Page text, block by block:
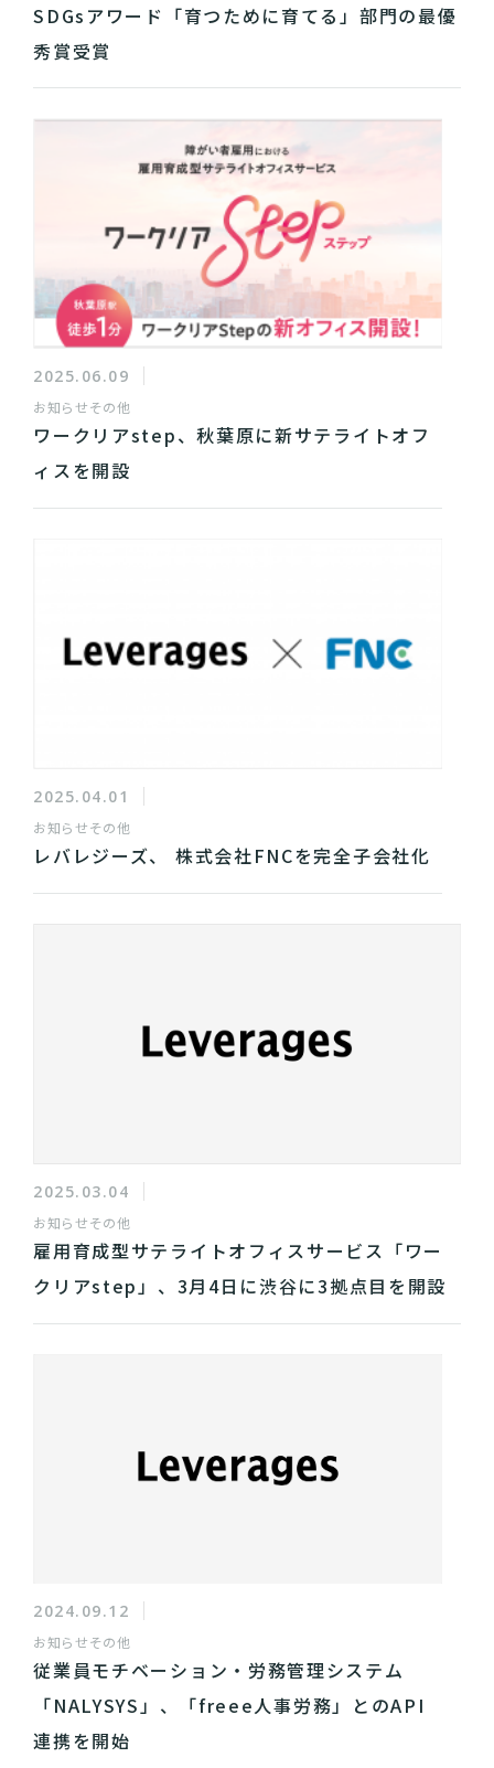
SDGsアワード「育つために育てる」部門の最優
秀賞受賞
2025.06.09
お知らせその他
ワークリアstep、秋葉原に新サテライトオフ
ィスを開設
2025.04.01
お知らせその他
レバレジーズ、 株式会社FNCを完全子会社化
2025.03.04
お知らせその他
雇用育成型サテライトオフィスサービス「ワー
クリアstep」、3月4日に渋谷に3拠点目を開設
2024.09.12
お知らせその他
従業員モチベーション・労務管理システム
「NALYSYS」、「freee人事労務」とのAPI
連携を開始